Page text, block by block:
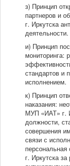
з) Принцип
партнеров и
г. Иркутска
деятельности.
и) Принцип
мониторинга:
стандартов и
исполнением.
к) Принцип
наказания:
МУП «ИАТ» г.
должности,
совершения
связи с
г. Иркутска